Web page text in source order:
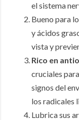
el sistema
Bueno para
y ácidos
vista y
Rico en
cruciales
signos del
los radicales
Lubrica sus